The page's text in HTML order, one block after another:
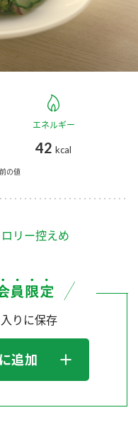
鍋用調味料
中華
おすしの素
米飯用調味液
Fibee
アム）
エネルギー
42 kcal
の値
リー控えめ
りに保存
追加